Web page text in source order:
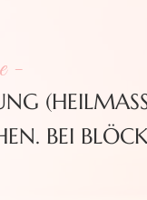
-
BEI